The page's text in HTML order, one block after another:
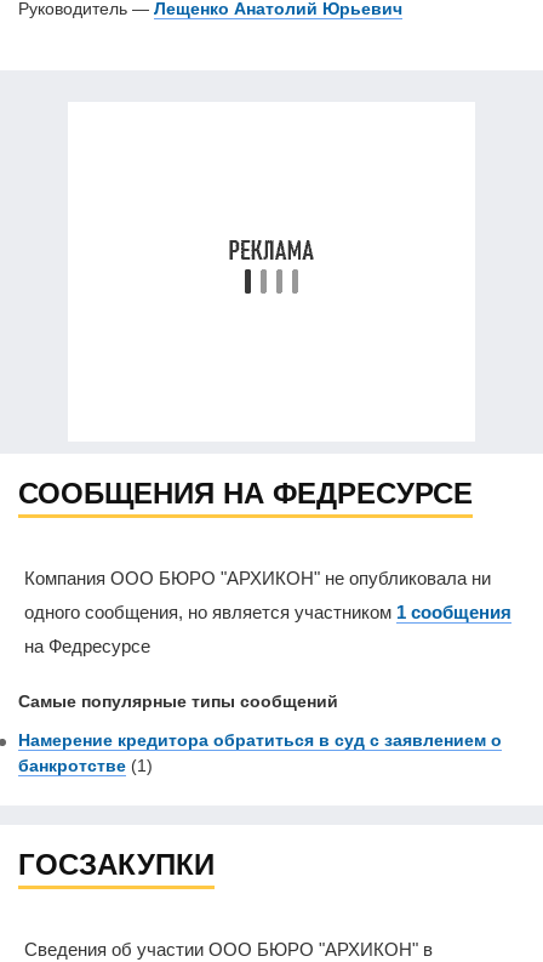
Руководитель — Лещенко Анатолий Юрьевич
СООБЩЕНИЯ НА ФЕДРЕСУРСЕ
Компания ООО БЮРО "АРХИКОН" не опубликовала ни
одного сообщения, но является участником 1 сообщения
на Федресурсе
Самые популярные типы сообщений
Намерение кредитора обратиться в суд с заявлением о
банкротстве (1)
ГОСЗАКУПКИ
Сведения об участии ООО БЮРО "АРХИКОН" в